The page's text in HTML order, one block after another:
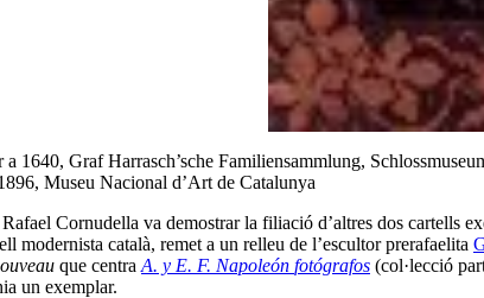
a 1640, Graf Harrasch’sche Familiensammlung,
Museu Nacional d’Art de Catalunya
Cornudella va demostrar la filiació d’altres dos cartells
modernista català, remet a un relleu de l’escultor prerafaelita
que centra A. y E. F. Napoleón fotógrafos (col·lecció
un exemplar.